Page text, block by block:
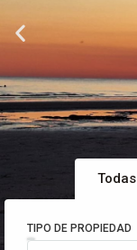
Todas
TIPO DE PROPIEDAD